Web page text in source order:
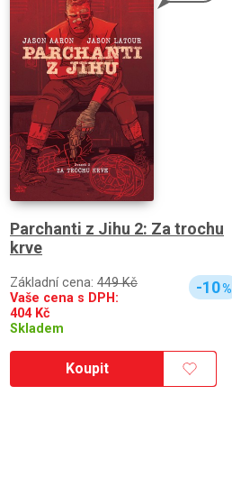
Parchanti z Jihu 2: Za trochu
krve
Základní cena: 449 Kč
Vaše cena s DPH:
404Kč
Skladem
-10%
Koupit